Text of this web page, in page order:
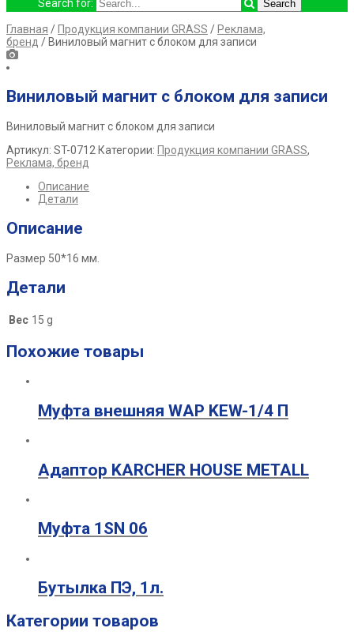
Search for:
Главная / Продукция компании GRASS / Реклама,
бренд / Виниловый магнит с блоком для записи
Виниловый магнит с блоком для записи
Виниловый магнит с блоком для записи
Артикул: ST-0712 Категории: Продукция компании GRASS,
Реклама, бренд
Описание
Детали
Описание
Размер 50*16 мм.
Детали
Вес 15 g
Похожие товары
Муфта внешняя WAP KEW-1/4 П
Адаптор KARCHER HOUSE METALL
Муфта 1SN 06
Бутылка ПЭ, 1л.
Категории товаров